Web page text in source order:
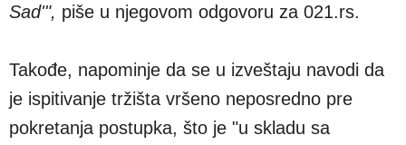
Sad'", piše u njegovom odgovoru za 021.rs.
Takođe, napominje da se u izveštaju navodi da
je ispitivanje tržišta vršeno neposredno pre
pokretanja postupka, što je "u skladu sa